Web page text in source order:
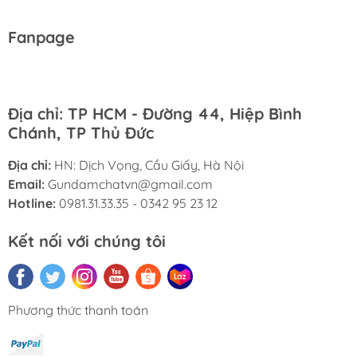
Fanpage
Địa chỉ: TP HCM - Đường 44, Hiệp Bình
Chánh, TP Thủ Đức
Địa chỉ: HN: Dịch Vọng, Cầu Giấy, Hà Nội
Email: Gundamchatvn@gmail.com
Hotline: 0981.31.33.35 - 0342 95 23 12
Kết nối với chúng tôi
Phương thức thanh toán